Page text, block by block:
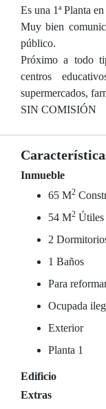
Es una 1ª Planta
Muy bien
público.
Próximo a todo
centros
supermercados,
SIN COMISIÓN
Inmueble
65 M2
54 M2 Útiles
2
1 Baños
Para
Ocupada
Exterior
Planta 1
Edificio
Extras